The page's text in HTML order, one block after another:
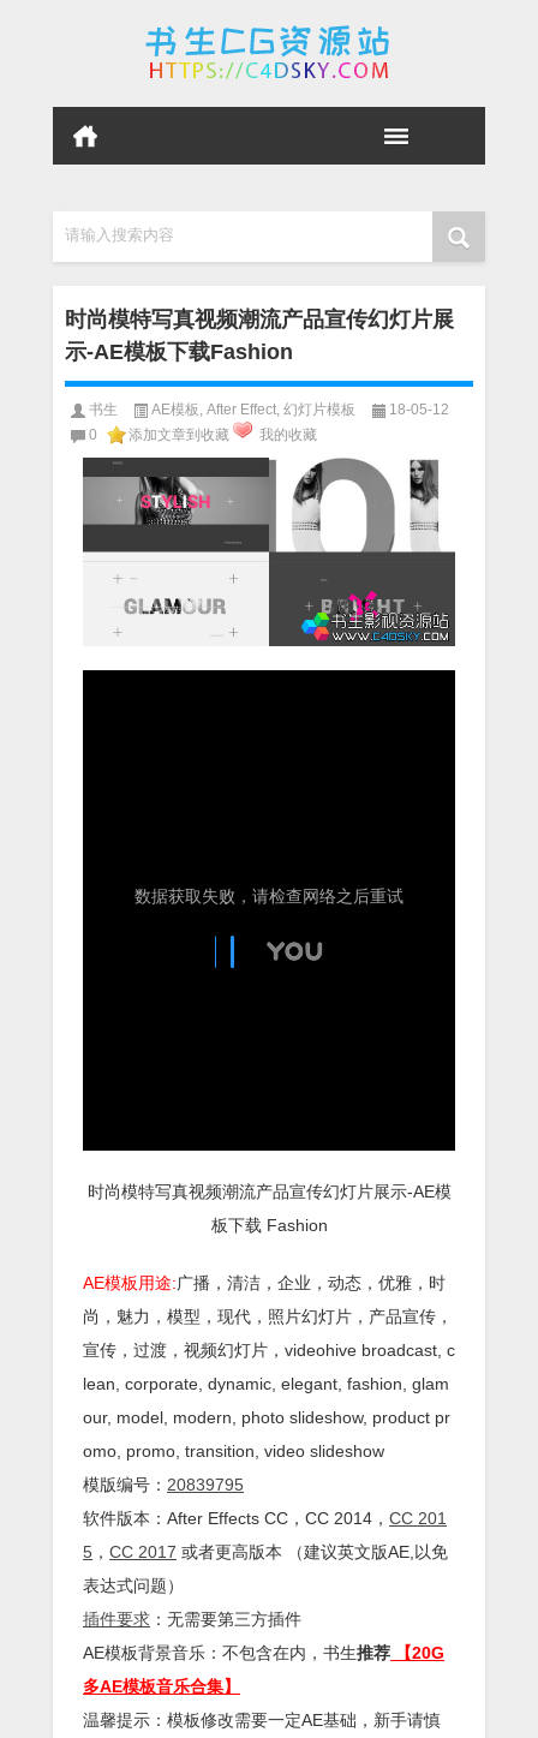
请输入搜索内容
时尚模特写真视频潮流产品宣传幻灯片展
示-AE模板下载Fashion
书生 AE模板 After Effect 幻灯片模板
18-05-12
0
添加文章到收藏 我的收藏
时尚模特写真视频潮流产品宣传幻灯片展示-AE模
板下载 Fashion
AE模板用途:广播，清洁，企业，动态，优雅，时
尚，魅力，模型，现代，照片幻灯片，产品宣传，
宣传，过渡，视频幻灯片，videohive broadcast, c
lean, corporate, dynamic, elegant, fashion, glam
our, model, modern, photo slideshow, product pr
omo, promo, transition, video slideshow
模版编号： 20839795
软件版本： After Effects CC ，CC 2014， CC 201
5 ， CC 2017 或者更高版本 （建议英文版AE,以免
表达式问题）
插件要求 ：无需要第三方插件
AE模板背景音乐：不包含在内，书生推荐 【20G
多AE模板音乐合集】
温馨提示：模板修改需要一定AE基础，新手请慎